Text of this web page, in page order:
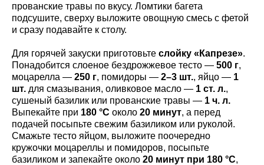
прованские травы по вкусу. Ломтики багета
подсушите, сверху выложите овощную смесь с фетой
и сразу подавайте к столу.
Для горячей закуски приготовьте слойку «Капрезе».
Понадобится слоеное бездрожжевое тесто — 500 г,
моцарелла — 250 г, помидоры — 2–3 шт., яйцо — 1
шт. для смазывания, оливковое масло — 1 ст. л.,
сушеный базилик или прованские травы — 1 ч. л.
Выпекайте при 180 °C около 20 минут, а перед
подачей посыпьте свежим базиликом или руколой.
Смажьте тесто яйцом, выложите поочередно
кружочки моцареллы и помидоров, посыпьте
базиликом и запекайте около 20 минут при 180 °C,